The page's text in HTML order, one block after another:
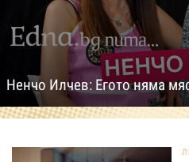
Ненчо Илчев: Егото няма